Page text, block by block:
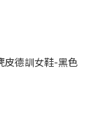
皮德訓女鞋-黑色